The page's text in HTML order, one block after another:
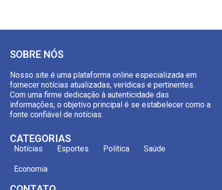
SOBRE NÓS
Nosso site é uma plataforma online especializada em
fornecer notícias atualizadas, verídicas e pertinentes.
Com uma firme dedicação à autenticidade das
informações, o objetivo principal é se estabelecer como a
fonte confiável de notícias.
CATEGORIAS
Notícias Esportes Política Saúde
Economia